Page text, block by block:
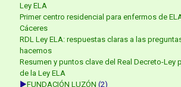
Ley ELA
Primer centro residencial para enfermos de
Cáceres
RDL Ley ELA: respuestas claras a las
hacemos
Resumen y puntos clave del Real Decreto-Ley
de la Ley ELA
►FUNDACIÓN LUZÓN (2)